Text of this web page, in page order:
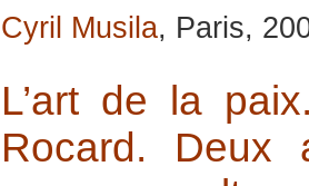
Cyril Musila, Paris,
L’art de la
Rocard. Deux